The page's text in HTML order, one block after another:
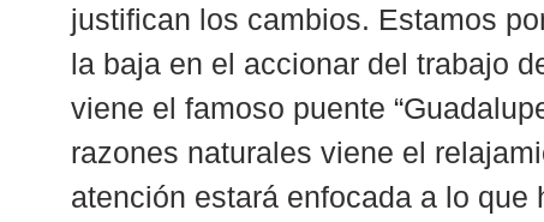
justifican los cambios. Estamos
la baja en el accionar del trabajo
viene el famoso puente
razones naturales viene el
atención estará enfocada a lo que